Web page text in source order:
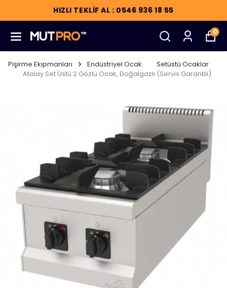
HIZLI TEKLİF AL : 0546 936 18 55
0
Pişirme Ekipmanları Endüstriyel Ocak
Setüstü Ocaklar
Atalay Set Üstü 2 Gözlü Ocak, Doğalgazlı (Servis Garantili)